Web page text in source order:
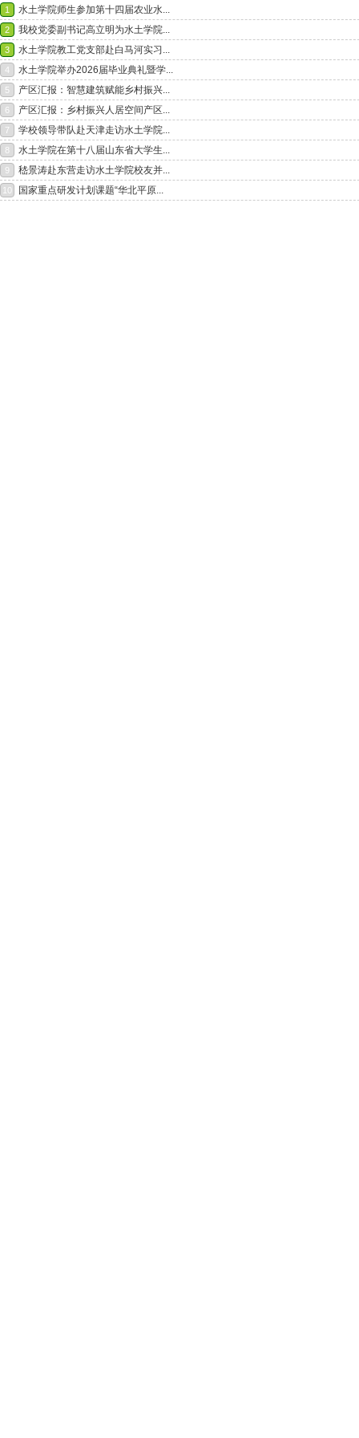
1 水土学院师生参加第十四届农业水...
2 我校党委副书记高立明为水土学院...
3 水土学院教工党支部赴白马河实习...
4 水土学院举办2026届毕业典礼暨学...
5 产区汇报：智慧建筑赋能乡村振兴...
6 产区汇报：乡村振兴人居空间产区...
7 学校领导带队赴天津走访水土学院...
8 水土学院在第十八届山东省大学生...
9 嵇景涛赴东营走访水土学院校友并...
10 国家重点研发计划课题“华北平原...